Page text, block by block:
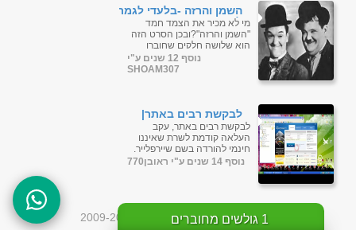
1 גולשים מחוברים
השמן והרזה -בלעדי לגמרי
לדוסינט-
מי לא מכיר את הצמד חמד
"השמן והרזה"?ובכן הסרט הזה
הוא שלושה חלקים שחוברו
ביחד קטעים יפים ומצחיקים
והכי חשוב שזה עם תרגום
נוסף 12 שנים ע"י
SHOAM307
לבקשת רבים באתר|
UNIBLUE
SpeedUpMyPC 2013
גרסה 5.3.0.14 העלאה
חדשה לגמרי עם שרתים
חינמיים
לבקשת רבים באתר, עקב
העלאה קודמת לשרת שאיננו
חינמי להורדה בשם שיירפלייר,
הועלתה התוכנה
נוסף 14 שנים ע"י ראובן770
כל הזכויות שמורות לדוסינט © 2009-2026